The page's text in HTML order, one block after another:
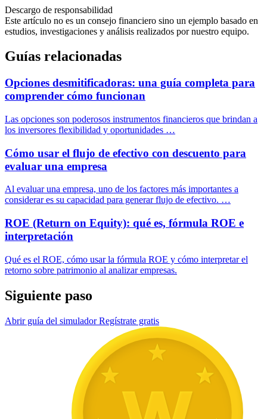
Descargo de responsabilidad
Este artículo no es un consejo financiero sino un ejemplo basado en
estudios, investigaciones y análisis realizados por nuestro equipo.
Guías relacionadas
Opciones desmitificadoras: una guía completa para
comprender cómo funcionan
Las opciones son poderosos instrumentos financieros que brindan a
los inversores flexibilidad y oportunidades …
Cómo usar el flujo de efectivo con descuento para
evaluar una empresa
Al evaluar una empresa, uno de los factores más importantes a
considerar es su capacidad para generar flujo de efectivo. …
ROE (Return on Equity): qué es, fórmula ROE e
interpretación
Qué es el ROE, cómo usar la fórmula ROE y cómo interpretar el
retorno sobre patrimonio al analizar empresas.
Siguiente paso
Abrir guía del simuladorRegístrate gratis